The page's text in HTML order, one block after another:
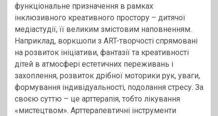
функціональне призначення в рамках
інклюзивного креативного простору – дитячої
медіастудії, її великим змістовим наповненням.
Наприклад, воркшопи з ART-творчості спрямовані
на розвиток ініціативи, фантазії та креативності
дітей в атмосфері естетичних переживань і
захоплення, розвиток дрібної моторики рук, уваги,
формування індивідуальності, подолання стресу. За
своєю суттю – це арттерапія, тобто лікування
«мистецтвом». Арттерапевтичні інструменти